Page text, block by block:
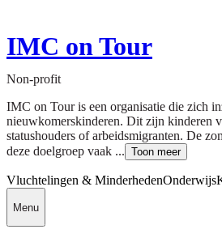
IMC on Tour
Non-profit
IMC on Tour is een organisatie die zich
nieuwkomerskinderen. Dit zijn kinderen
statushouders of arbeidsmigranten. De
deze doelgroep vaak ... Toon meer
Vluchtelingen & MinderhedenOnderwijs
Menu